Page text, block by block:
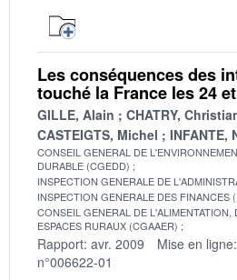
Les conséquences des
touché la France les 24
GILLE, Alain CHATRY,
CASTEIGTS, Michel
INFANTE,
CONSEIL GENERAL DE
DURABLE (CGEDD)
INSPECTION GENERALE DE
INSPECTION GENERALE DES FINANCES
CONSEIL GENERAL DE
ESPACES RURAUX (CGAAER)
Rapport: avr. 2009 Mise en
n°006622-01